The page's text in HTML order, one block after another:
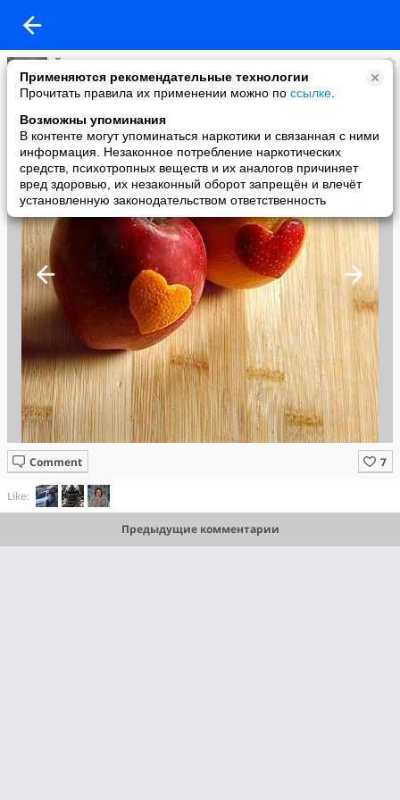
Применяются рекомендательные технологии
Прочитать правила их применении можно по ссылке
Возможны упоминания
В контенте могут упоминаться наркотики и связанная с ними
информация. Незаконное потребление наркотических
средств, психотропных веществ и их аналогов причиняет
вред здоровью, их незаконный оборот запрещён и влечёт
установленную законодательством ответственность
Йожик
added a photo
07 Sep в 12:55
Comment
Like:
Предыдущие комментарии